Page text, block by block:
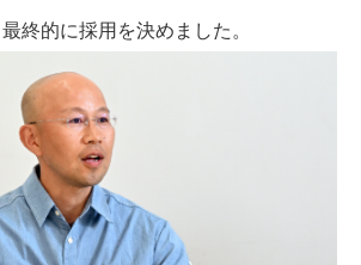
終的に採用を決めました。